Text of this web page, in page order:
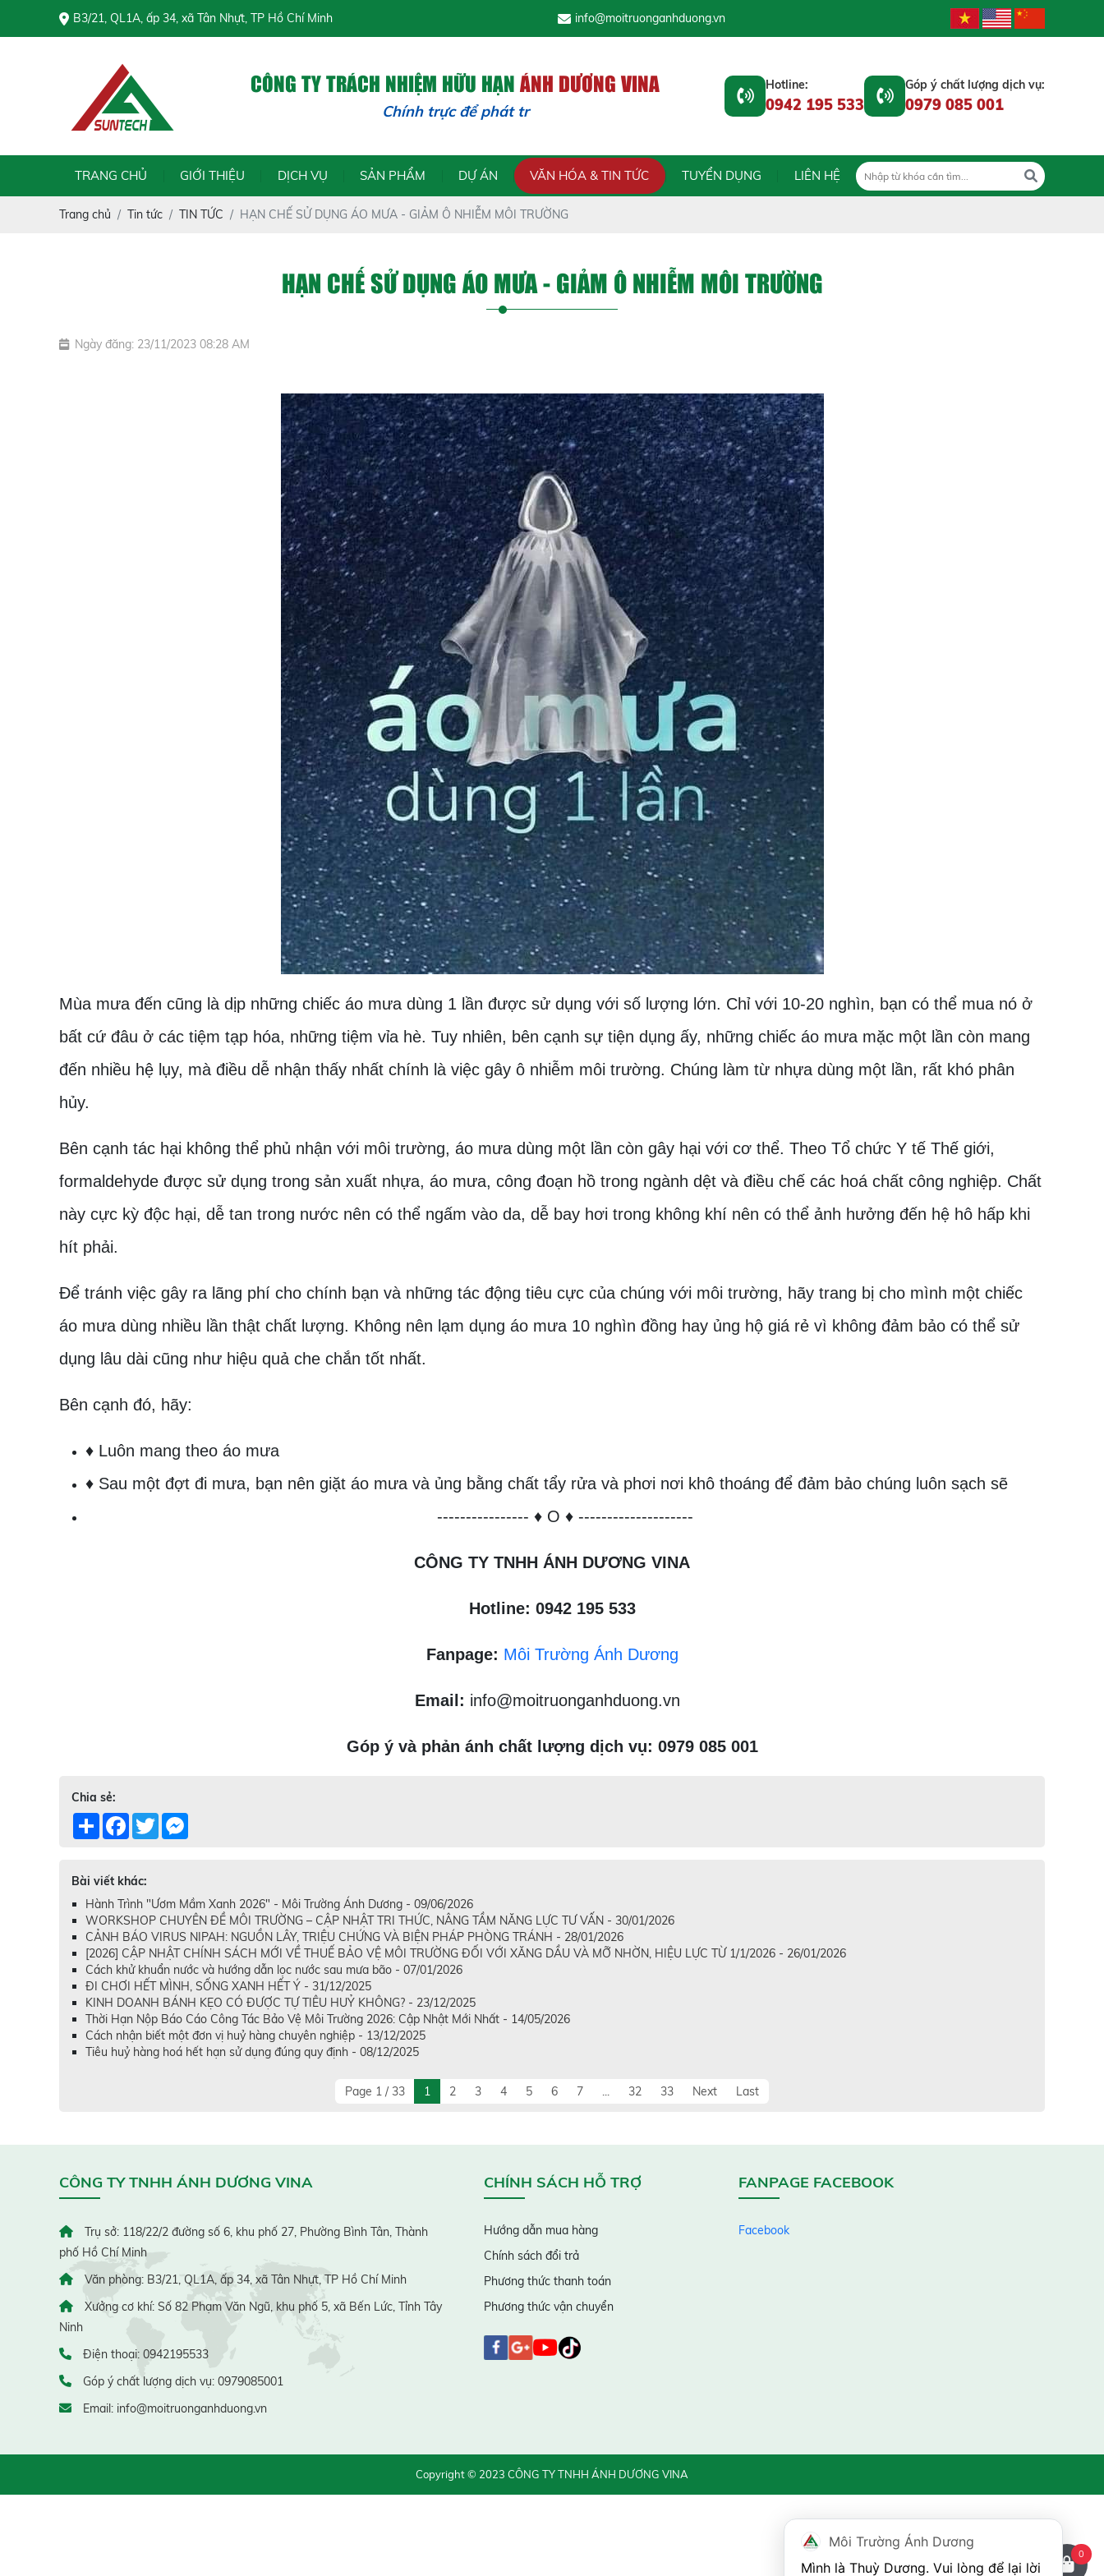
B3/21, QL1A, ấp 34, xã Tân Nhựt, TP Hồ Chí Minh info@moitruonganhduong.vn
CÔNG TY TRÁCH NHIỆM HỮU HẠNÁNH DƯƠNG VINA
Chính trực để phát triển - Trách
Hotline:
0942 195 533
Góp ý chất lượng dịch vụ:
0979 085 001
TRANG CHỦ GIỚI THIỆU DỊCH VỤ SẢN PHẨM DỰ ÁN VĂN HÓA & TIN TỨC TUYỂN DỤNG LIÊN HỆ
Trang chủ Tin tức TIN TỨC HẠN CHẾ SỬ DỤNG ÁO MƯA - GIẢM Ô NHIỄM MÔI TRƯỜNG
HẠN CHẾ SỬ DỤNG ÁO MƯA - GIẢM Ô NHIỄM MÔI TRƯỜNG
Ngày đăng: 23/11/2023 08:28 AM
Mùa mưa đến cũng là dịp những chiếc áo mưa dùng 1 lần được sử dụng với số lượng lớn. Chỉ với 10-20 nghìn, bạn có thể mua nó ở
bất cứ đâu ở các tiệm tạp hóa, những tiệm vỉa hè. Tuy nhiên, bên cạnh sự tiện dụng ấy, những chiếc áo mưa mặc một lần còn mang
đến nhiều hệ lụy, mà điều dễ nhận thấy nhất chính là việc gây ô nhiễm môi trường. Chúng làm từ nhựa dùng một lần, rất khó phân
hủy.
Bên cạnh tác hại không thể phủ nhận với môi trường, áo mưa dùng một lần còn gây hại với cơ thể. Theo Tổ chức Y tế Thế giới,
formaldehyde được sử dụng trong sản xuất nhựa, áo mưa, công đoạn hồ trong ngành dệt và điều chế các hoá chất công nghiệp. Chất
này cực kỳ độc hại, dễ tan trong nước nên có thể ngấm vào da, dễ bay hơi trong không khí nên có thể ảnh hưởng đến hệ hô hấp khi
hít phải.
Để tránh việc gây ra lãng phí cho chính bạn và những tác động tiêu cực của chúng với môi trường, hãy trang bị cho mình một chiếc
áo mưa dùng nhiều lần thật chất lượng. Không nên lạm dụng áo mưa 10 nghìn đồng hay ủng hộ giá rẻ vì không đảm bảo có thể sử
dụng lâu dài cũng như hiệu quả che chắn tốt nhất.
Bên cạnh đó, hãy:
♦ Luôn mang theo áo mưa
♦ Sau một đợt đi mưa, bạn nên giặt áo mưa và ủng bằng chất tẩy rửa và phơi nơi khô thoáng để đảm bảo chúng luôn sạch sẽ
---------------- ♦ O ♦ --------------------
CÔNG TY TNHH ÁNH DƯƠNG VINA
Hotline: 0942 195 533
Fanpage: Môi Trường Ánh Dương
Email: info@moitruonganhduong.vn
Góp ý và phản ánh chất lượng dịch vụ: 0979 085 001
Chia sẻ:
Share Facebook
Twitter
Bài viết khác:
Hành Trình "Ươm Mầm Xanh 2026" - Môi Trường Ánh Dương - 09/06/2026
WORKSHOP CHUYÊN ĐỀ MÔI TRƯỜNG – CẬP NHẬT TRI THỨC, NÂNG TẦM NĂNG LỰC TƯ VẤN - 30/01/2026
CẢNH BÁO VIRUS NIPAH: NGUỒN LÂY, TRIỆU CHỨNG VÀ BIỆN PHÁP PHÒNG TRÁNH - 28/01/2026
[2026] CẬP NHẬT CHÍNH SÁCH MỚI VỀ THUẾ BẢO VỆ MÔI TRƯỜNG ĐỐI VỚI XĂNG DẦU VÀ MỠ NHỜN, HIỆU LỰC TỪ 1/1/2026 - 26/01/2026
Cách khử khuẩn nước và hướng dẫn lọc nước sau mưa bão - 07/01/2026
ĐI CHƠI HẾT MÌNH, SỐNG XANH HẾT Ý - 31/12/2025
KINH DOANH BÁNH KẸO CÓ ĐƯỢC TỰ TIÊU HUỶ KHÔNG? - 23/12/2025
Thời Hạn Nộp Báo Cáo Công Tác Bảo Vệ Môi Trường 2026: Cập Nhật Mới Nhất - 14/05/2026
Cách nhận biết một đơn vị huỷ hàng chuyên nghiệp - 13/12/2025
Tiêu huỷ hàng hoá hết hạn sử dụng đúng quy định - 08/12/2025
Page 1 / 33 1 2 3 4 5 6 7 ... 32 33 Next Last
CÔNG TY TNHH ÁNH DƯƠNG VINA
Trụ sở: 118/22/2 đường số 6, khu phố 27, Phường Bình Tân, Thành
phố Hồ Chí Minh
Văn phòng: B3/21, QL1A, ấp 34, xã Tân Nhựt, TP Hồ Chí Minh
Xưởng cơ khí: Số 82 Phạm Văn Ngũ, khu phố 5, xã Bến Lức, Tỉnh Tây
Ninh
Điện thoại: 0942195533
Góp ý chất lượng dịch vụ: 0979085001
Email: info@moitruonganhduong.vn
CHÍNH SÁCH HỖ TRỢ
Hướng dẫn mua hàng
Chính sách đổi trả
Phương thức thanh toán
Phương thức vận chuyển
FANPAGE FACEBOOK
Copyright © 2023 CÔNG TY TNHH ÁNH DƯƠNG VINA
0
Môi Trường Ánh Dương
Mình là Thuỳ Dương. Vui lòng để lại lời